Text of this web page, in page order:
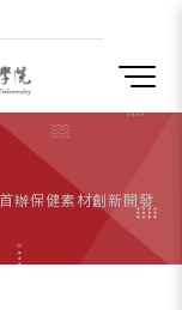
辦保健素材創新開發